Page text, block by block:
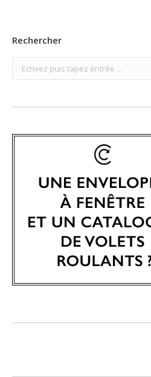
Rechercher
Search: